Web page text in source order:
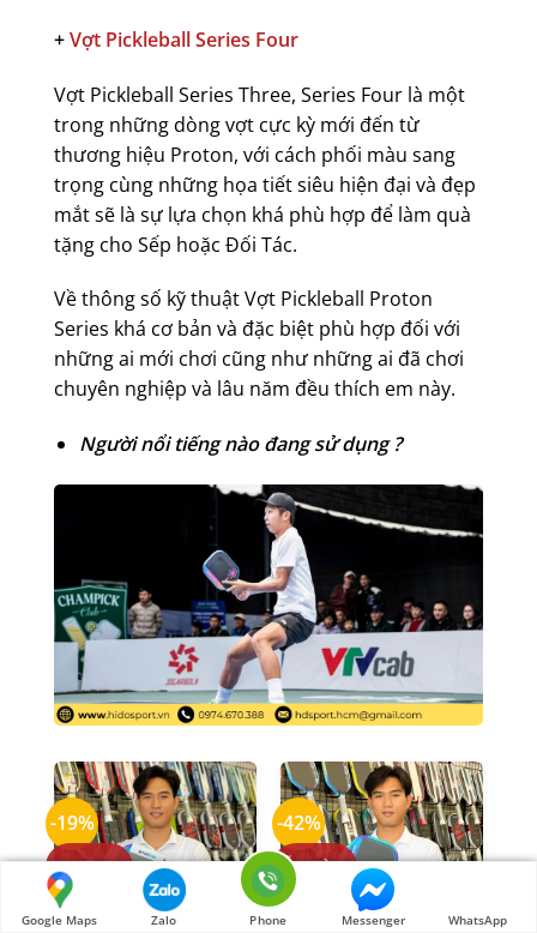
+Vợt Pickleball Series Four
Vợt Pickleball Series Three, Series Four là một
trong những dòng vợt cực kỳ mới đến từ
thương hiệu Proton, với cách phối màu sang
trọng cùng những họa tiết siêu hiện đại và đẹp
mắt sẽ là sự lựa chọn khá phù hợp để làm quà
tặng cho Sếp hoặc Đối Tác.
Về thông số kỹ thuật Vợt Pickleball Proton
Series khá cơ bản và đặc biệt phù hợp đối với
những ai mới chơi cũng như những ai đã chơi
chuyên nghiệp và lâu năm đều thích em này.
Người nổi tiếng nào đang sử dụng ?
-19%
PRE ORDER
-42%
SẴN HÀNG
Google Maps Zalo Phone Messenger WhatsApp